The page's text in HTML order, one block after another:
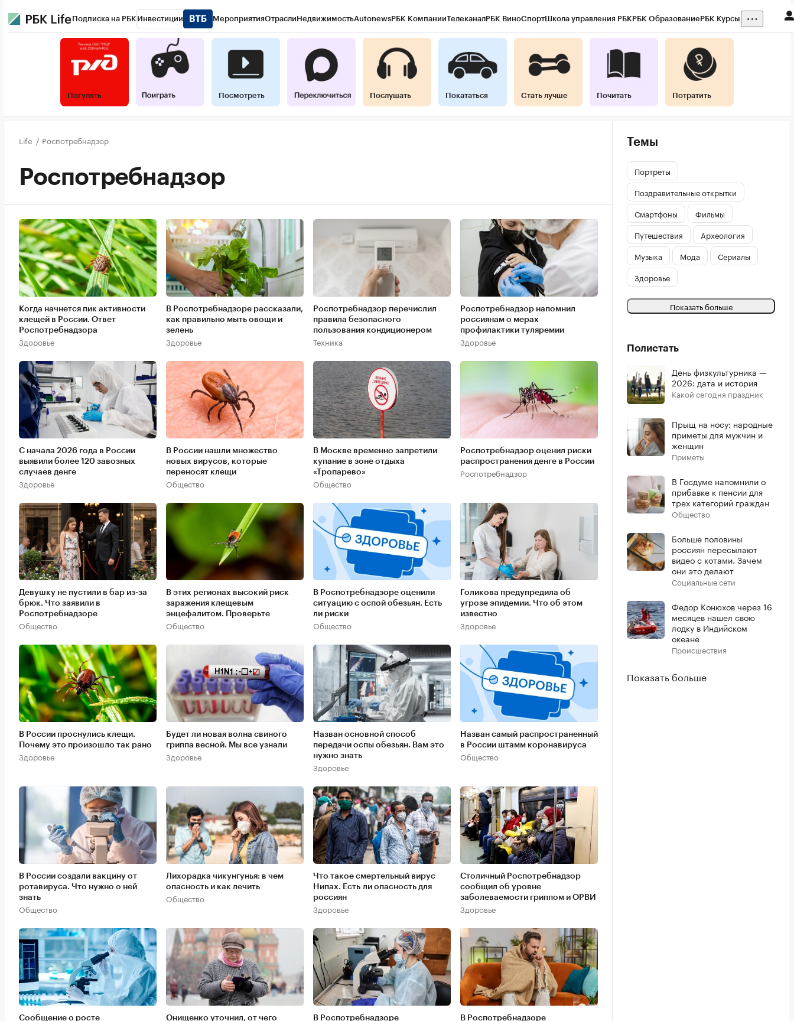
Подписка на РБК Инвестиции МероприятияОтраслиНедвижимостьAutonewsРБК КомпанииТелеканалРБК ВиноСпортШкола управления РБКРБК ОбразованиеРБК Курсы
Погулять Посмотреть Послушать Покататься Стать лучше Почитать Потратить
Life / Роспотребнадзор
Роспотребнадзор
Когда начнется пик активности
клещей в России. Ответ
Роспотребнадзора
Здоровье
В Роспотребнадзоре рассказали,
как правильно мыть овощи и
зелень
Здоровье
Роспотребнадзор перечислил
правила безопасного
пользования кондиционером
Техника
Роспотребнадзор напомнил
россиянам о мерах
профилактики туляремии
Здоровье
С начала 2026 года в России
выявили более 120 завозных
случаев денге
Здоровье
В России нашли множество
новых вирусов, которые
переносят клещи
Общество
В Москве временно запретили
купание в зоне отдыха
«Тропарево»
Общество
Роспотребнадзор оценил риски
распространения денге в России
Роспотребнадзор
Девушку не пустили в бар из-за
брюк. Что заявили в
Роспотребнадзоре
Общество
В этих регионах высокий риск
заражения клещевым
энцефалитом. Проверьте
Общество
В Роспотребнадзоре оценили
ситуацию с оспой обезьян. Есть
ли риски
Общество
Голикова предупредила об
угрозе эпидемии. Что об этом
известно
Здоровье
В России проснулись клещи.
Почему это произошло так рано
Здоровье
Будет ли новая волна свиного
гриппа весной. Мы все узнали
Здоровье
Назван основной способ
передачи оспы обезьян. Вам это
нужно знать
Здоровье
Назван самый распространенный
в России штамм коронавируса
Общество
В России создали вакцину от
ротавируса. Что нужно о ней
знать
Общество
Лихорадка чикунгунья: в чем
опасность и как лечить
Общество
Что такое смертельный вирус
Нипах. Есть ли опасность для
россиян
Здоровье
Столичный Роспотребнадзор
сообщил об уровне
заболеваемости гриппом и ОРВИ
Здоровье
Сообщение о росте
Онищенко уточнил, от чего
В Роспотребнадзоре
В Роспотребнадзоре
Темы
Портреты
Поздравительные открытки
Смартфоны
Фильмы
Путешествия
Археология
Музыка
Мода
Сериалы
Здоровье
Показать больше
Полистать
День физкультурника —
2026: дата и история
Какой сегодня праздник
Прыщ на носу: народные
приметы для мужчин и
женщин
Приметы
В Госдуме напомнили о
прибавке к пенсии для
трех категорий граждан
Общество
Больше половины
россиян пересылают
видео с котами. Зачем
они это делают
Социальные сети
Федор Конюхов через 16
месяцев нашел свою
лодку в Индийском
океане
Происшествия
Показать больше